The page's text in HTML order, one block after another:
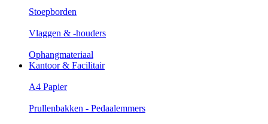
Stoepborden
Vlaggen & -houders
Ophangmateriaal
Kantoor & Facilitair
A4 Papier
Prullenbakken - Pedaalemmers